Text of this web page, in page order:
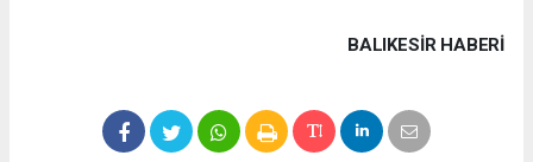
BALIKESIR HABERİ